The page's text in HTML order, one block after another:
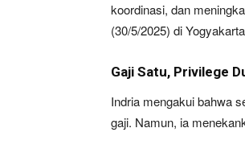
koordinasi, dan
(30/5/2025) di
Gaji Satu, Privilege
Indria mengakui bahwa
gaji. Namun, ia